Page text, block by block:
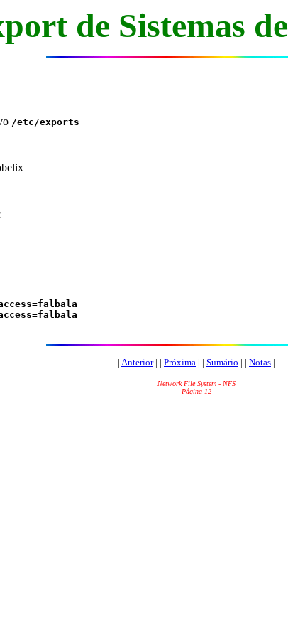
de Sistemas
/etc/exports
| Anterior| | Próxima | | Sumário | | Notas |
Network File System - NFS
Página 12